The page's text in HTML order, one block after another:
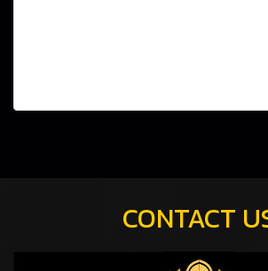
CONTACT